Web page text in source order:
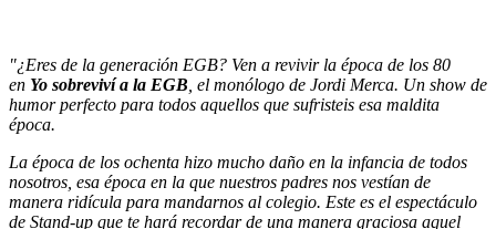
"¿Eres de la generación EGB? Ven a revivir la época de los 80
en Yo sobreviví a la EGB , el monólogo de Jordi Merca. Un show de
humor perfecto para todos aquellos que sufristeis esa maldita
época.
La época de los ochenta hizo mucho daño en la infancia de todos
nosotros, esa época en la que nuestros padres nos vestían de
manera ridícula para mandarnos al colegio. Este es el espectáculo
de Stand-up que te hará recordar de una manera graciosa aquel